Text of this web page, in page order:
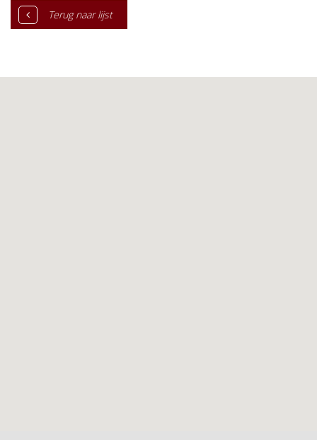
Terug naar lijst